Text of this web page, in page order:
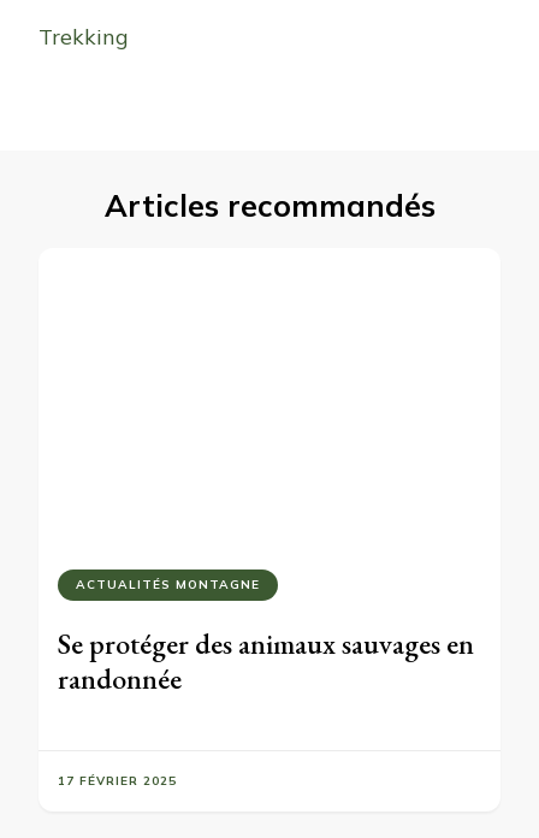
Trekking
Articles recommandés
ACTUALITÉS MONTAGNE
Se protéger des animaux sauvages en
randonnée
17 FÉVRIER 2025